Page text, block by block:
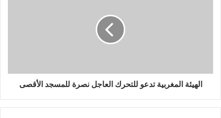
الهيئة المغربية تدعو للتحرك العاجل نصرة للمسجد الأقصى